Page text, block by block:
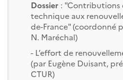
Dossier : "Contributions
technique aux
de-France" (coordonné
N. Maréchal)
- L’effort de
(par Eugène Duisant,
CTUR)